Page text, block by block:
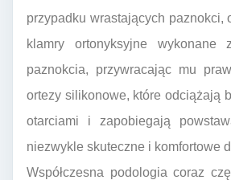
przypadku wrastających
klamry ortonyksyjne wykonane
paznokcia, przywracając mu
ortezy silikonowe, które odciążają
otarciami i zapobiegają
niezwykle skuteczne i komfortowe
Współczesna podologia coraz